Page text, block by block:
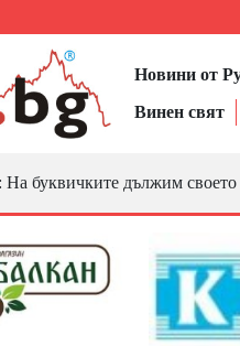
Новини от
Винен свят
буквичките дължим своето